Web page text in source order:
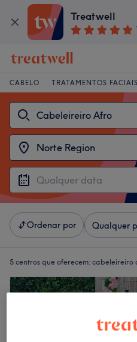
Treatwell
CABELO TRATAMENTOS FACIAIS
Ordenar por Qualquer
5 centros que oferecem: cabeleireiro